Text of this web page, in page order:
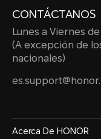
CONTÁCTANOS
Lunes a Viernes
(A excepción de
nacionales)
Acerca De HONOR